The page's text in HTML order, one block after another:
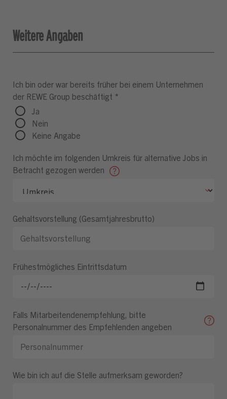
Weitere Angaben
Ich bin oder war bereits früher bei einem Unternehmen
der REWE Group beschäftigt *
Ja
Nein
Keine Angabe
Ich möchte im folgenden Umkreis für alternative Jobs in
Betracht gezogen werden
Gehaltsvorstellung (Gesamtjahresbrutto)
Frühestmögliches Eintrittsdatum
Falls Mitarbeitendenempfehlung, bitte
Personalnummer des Empfehlenden angeben
Wie bin ich auf die Stelle aufmerksam geworden?